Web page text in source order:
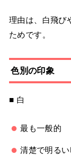
理由は、白飛び
ためです。
色別の印象
■ 白
最も一般的
清楚で明るい